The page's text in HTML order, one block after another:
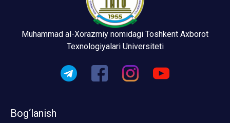
Muhammad al-Xorazmiy nomidagi Toshkent Axborot
Texnologiyalari Universiteti
Bog‘lanish